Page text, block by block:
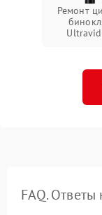
Ремонт
FAQ.